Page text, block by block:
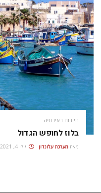
תיירות באירופה
בלוז לחופש הגדול
מאת מערכת עלונדון יולי 4, 2021